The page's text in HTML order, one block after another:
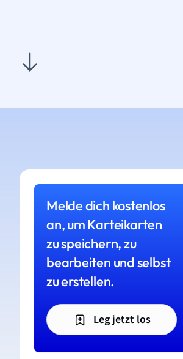
Melde dich kostenlos
an, um Karteikarten
zu speichern, zu
bearbeiten und selbst
zu erstellen.
Leg jetzt los